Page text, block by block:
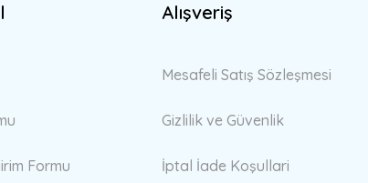
Formu
Alışveriş
Mesafeli Satış Sözleşmesi
Gizlilik ve Güvenlik
İptal İade Koşullari